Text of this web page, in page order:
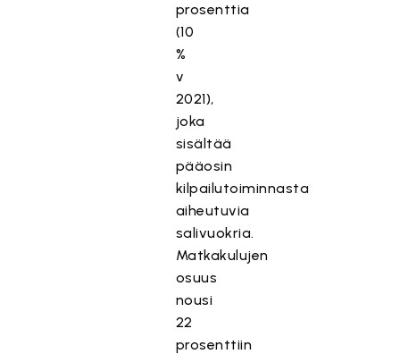
prosenttia
(10
%
v
2021),
joka
sisältää
pääosin
kilpailutoiminnasta
aiheutuvia
salivuokria.
Matkakulujen
osuus
nousi
22
prosenttiin